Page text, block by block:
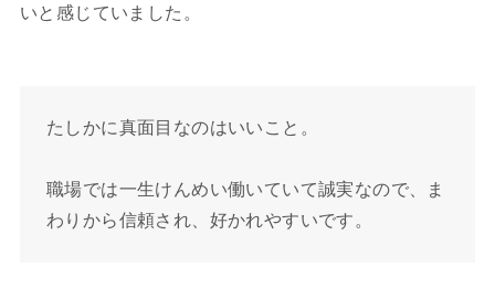
いと感じていました。
たしかに真面目なのはいいこと。
職場では一生けんめい働いていて誠実なので、ま
わりから信頼され、好かれやすいです。